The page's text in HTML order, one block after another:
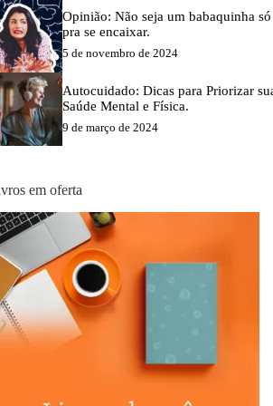
Opinião: Não seja um babaquinha só
pra se encaixar.
5 de novembro de 2024
Autocuidado: Dicas para Priorizar
Saúde Mental e Física.
9 de março de 2024
em oferta